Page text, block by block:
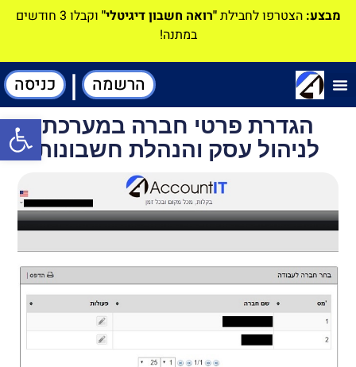
מבצע: הצטרפו לחבילת"רואה חשבון דיגיטלי"
וקבלו 3 חודשים
במתנה!
הרשמה | כניסה
הגדרת פרטי חברה במערכת
לניהול עסק והנהלת חשבונות
פתח